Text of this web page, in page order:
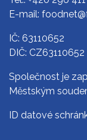
E-mail:
IČ: 63110652
DIČ: CZ63110652
Společnost je
Městským
ID datové